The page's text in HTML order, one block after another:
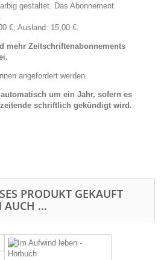
gestaltet. Das Abonnement
€; Ausland: 15,00 €.
mehr Zeitschriftenabonnements
angefordert werden.
um ein Jahr, sofern es
schriftlich gekündigt wird.
PRODUKT GEKAUFT
AUCH ...